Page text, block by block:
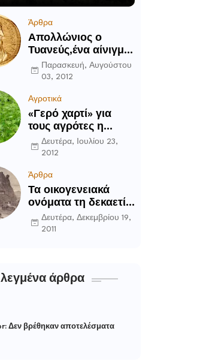
Άρθρα
Απολλώνιος ο
Τυανεύς,ένα αίνιγμα
του αρχαίου κόσμου
Παρασκευή, Αυγούστου
03, 2012
Αγροτικά
«Γερό χαρτί» για
τους αγρότες η
καλλιέργεια του
κενάφ
Δευτέρα, Ιουλίου 23,
2012
Άρθρα
Τα οικογενειακά
ονόματα τη δεκαετία
του ’90 στην
Περιοχή Δομοκού
Δευτέρα, Δεκεμβρίου 19,
2011
άρθρα
Δεν βρέθηκαν αποτελέσματα